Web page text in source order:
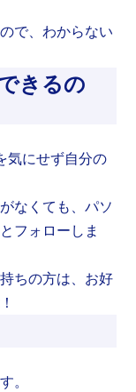
で、わからない
きるの
気にせず自分の
なくても、パソ
フォローしま
ちの方は、お好
。